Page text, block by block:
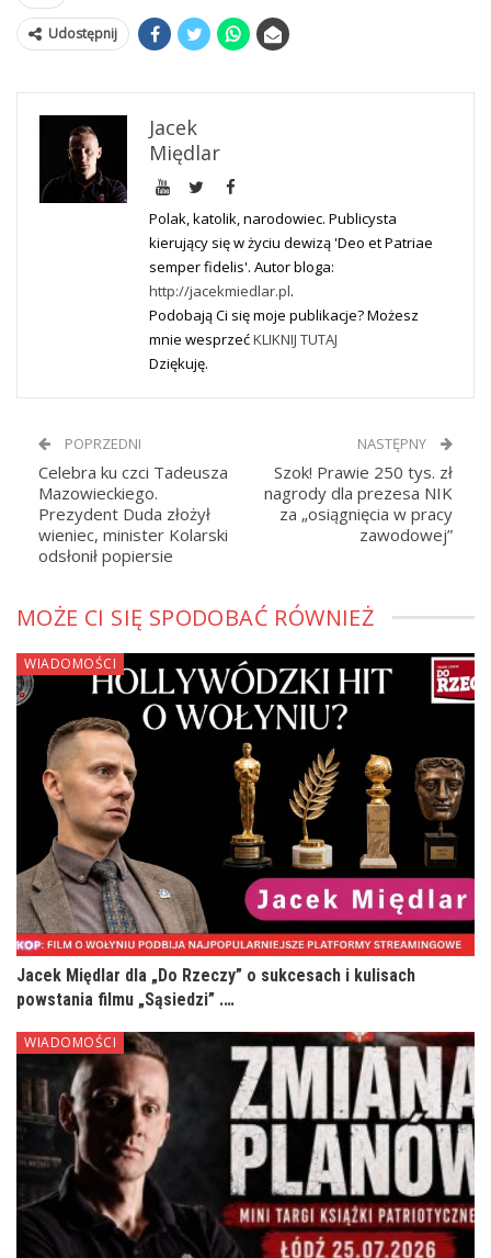
Udostępnij
Jacek
Międlar
Polak, katolik, narodowiec. Publicysta
kierujący się w życiu dewizą 'Deo et Patriae
semper fidelis'. Autor bloga:
http://jacekmiedlar.pl.
Podobają Ci się moje publikacje? Możesz
mnie wesprzećKLIKNIJ TUTAJ
Dziękuję.
POPRZEDNI
Celebra ku czci Tadeusza
Mazowieckiego.
Prezydent Duda złożył
wieniec, minister Kolarski
odsłonił popiersie
NASTĘPNY
Szok! Prawie 250 tys. zł
nagrody dla prezesa NIK
za „osiągnięcia w pracy
zawodowej”
MOŻE CI SIĘ SPODOBAĆ RÓWNIEŻ
WIADOMOŚCI
Jacek Międlar dla „Do Rzeczy” o sukcesach i kulisach
powstania filmu „Sąsiedzi” .…
WIADOMOŚCI